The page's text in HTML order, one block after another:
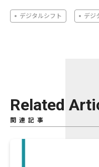
デジタルシフト デジ
Related
関連記事